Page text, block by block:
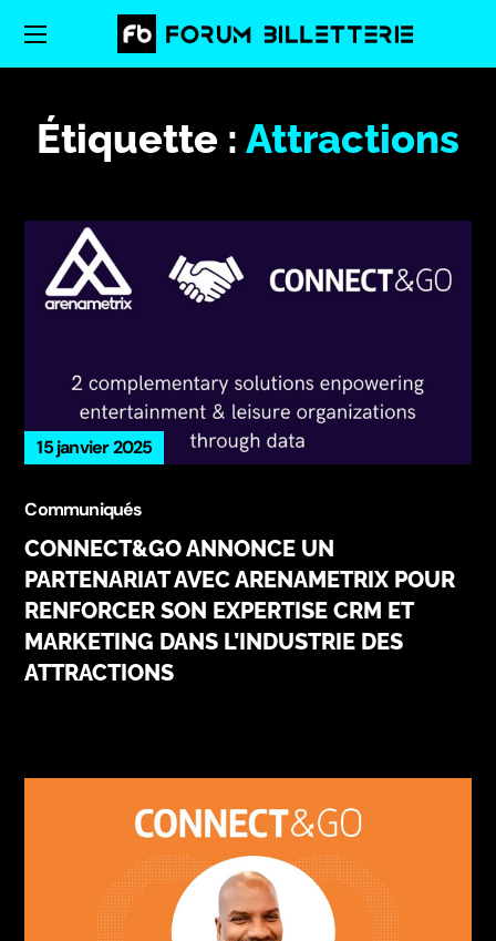
Étiquette : Attractions
15 janvier 2025
Communiqués
CONNECT&GO ANNONCE UN
PARTENARIAT AVEC ARENAMETRIX POUR
RENFORCER SON EXPERTISE CRM ET
MARKETING DANS L’INDUSTRIE DES
ATTRACTIONS